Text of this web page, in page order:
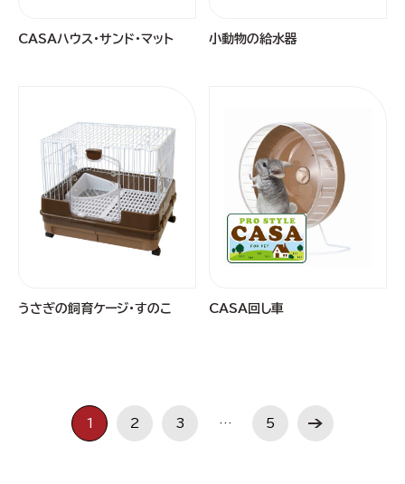
CASAハウス・サンド・マット 小動物の給水器
うさぎの飼育ケージ・すのこ CASA回し車
1 2 3 … 5